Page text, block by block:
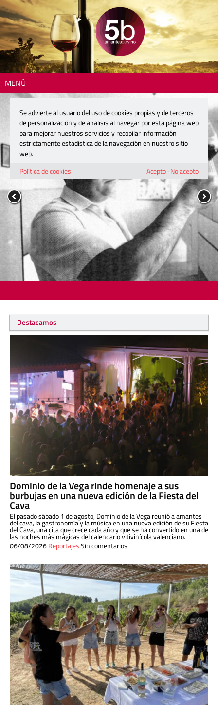
MENÚ
Destacamos
Dominio de la Vega rinde homenaje a sus
burbujas en una nueva edición de la Fiesta del
Cava
El pasado sábado 1 de agosto, Dominio de la Vega reunió a amantes
del cava, la gastronomía y la música en una nueva edición de su Fiesta
del Cava, una cita que crece cada año y que se ha convertido en una de
las noches más mágicas del calendario vitivinícola valenciano.
06/08/2026ReportajesSin comentarios
Se advierte al usuario del uso de cookies propias y de terceros
de personalización y de análisis al navegar por esta página web
para mejorar nuestros servicios y recopilar información
estrictamente estadística de la navegación en nuestro sitio
web.
Política de cookies
Acepto· No acepto